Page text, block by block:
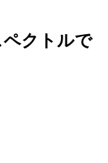
ペクトルで